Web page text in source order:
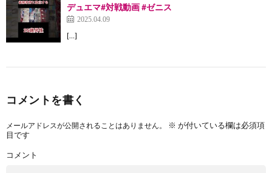
デュエマ#対戦動画 #ゼニス
2025.04.09
[…]
コメントを書く
メールアドレスが公開されることはありません。 ※ が付いている欄は必須項
目です
コメント